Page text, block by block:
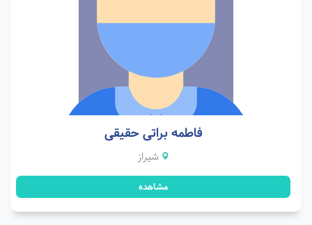
فاطمه براتی حقیقی
شیراز
مشاهده